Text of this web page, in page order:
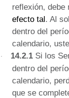
reflexión, debe
efecto tal. Al
dentro del
calendario,
· 14.2.1 Si los
dentro del
calendario,
que se